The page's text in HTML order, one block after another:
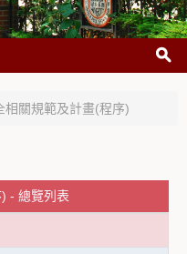
相關規範及計畫(程序)
- 總覽列表